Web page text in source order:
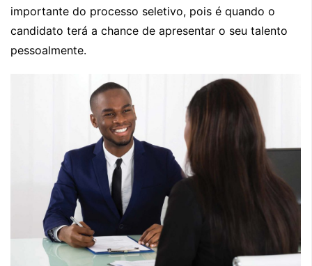
importante do processo seletivo, pois é quando o
candidato terá a chance de apresentar o seu talento
pessoalmente.